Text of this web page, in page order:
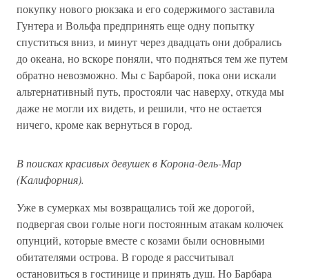
покупку нового рюкзака и его содержимого заставила
Гунтера и Вольфа предпринять еще одну попытку
спуститься вниз, и минут через двадцать они добрались
до океана, но вскоре поняли, что подняться тем же путем
обратно невозможно. Мы с Барбарой, пока они искали
альтернативный путь, простояли час наверху, откуда мы
даже не могли их видеть, и решили, что не остается
ничего, кроме как вернуться в город.